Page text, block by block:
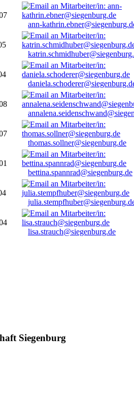
ann-
thomas.sollner@siegenburg.de
bettina.spannrad@siegenburg.de
lisa.strauch@siegenburg.de
Siegenburg